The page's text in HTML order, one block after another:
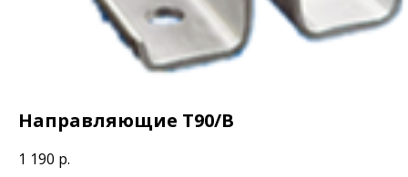
Направляющие T90/B
1 190 р.